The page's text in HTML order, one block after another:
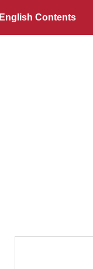
English Contents